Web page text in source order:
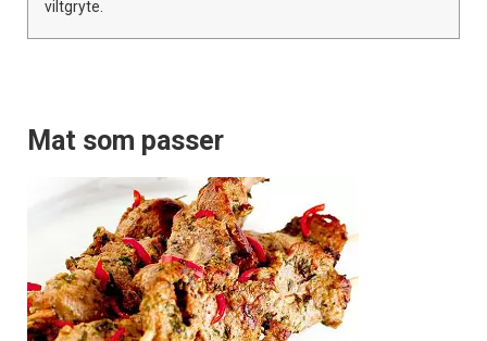
viltgryte.
Mat som passer